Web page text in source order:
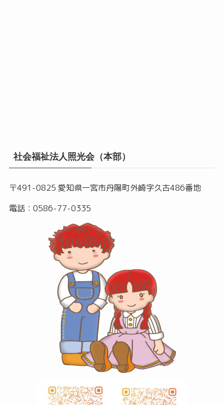
社会福祉法人照光会（本部）
〒491-0825 愛知県一宮市丹陽町外崎字久古486番地
電話：0586-77-0335